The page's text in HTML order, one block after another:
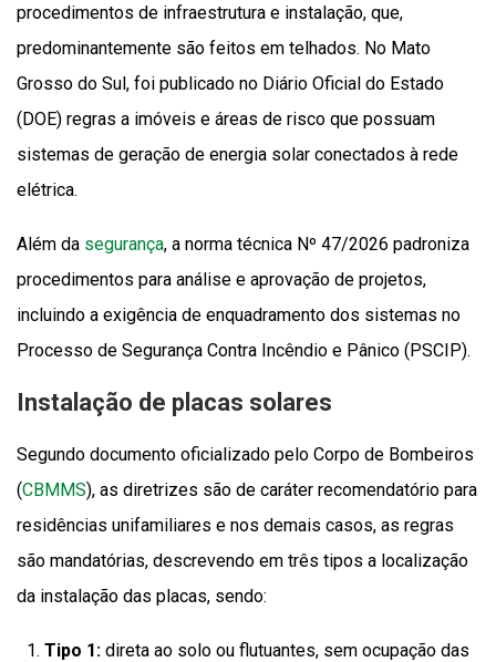
procedimentos de infraestrutura e instalação, que,
predominantemente são feitos em telhados. No Mato
Grosso do Sul, foi publicado no Diário Oficial do Estado
(DOE) regras a imóveis e áreas de risco que possuam
sistemas de geração de energia solar conectados à rede
elétrica.
Além da segurança, a norma técnica Nº 47/2026 padroniza
procedimentos para análise e aprovação de projetos,
incluindo a exigência de enquadramento dos sistemas no
Processo de Segurança Contra Incêndio e Pânico (PSCIP).
Instalação de placas solares
Segundo documento oficializado pelo Corpo de Bombeiros
(CBMMS), as diretrizes são de caráter recomendatório para
residências unifamiliares e nos demais casos, as regras
são mandatórias, descrevendo em três tipos a localização
da instalação das placas, sendo:
Tipo 1: direta ao solo ou flutuantes, sem ocupação das